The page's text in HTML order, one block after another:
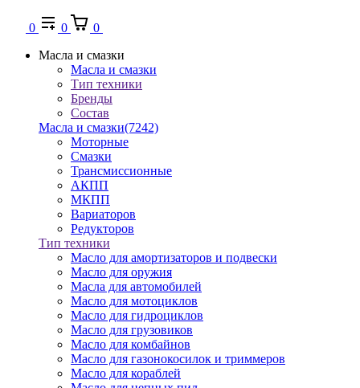
0 0
0
Масла и смазки
Масла и смазки
Тип техники
Бренды
Состав
Масла и смазки(7242)
Моторные
Смазки
Трансмиссионные
АКПП
МКПП
Вариаторов
Редукторов
Тип техники
Масло для амортизаторов и подвески
Масло для оружия
Масла для автомобилей
Масло для мотоциклов
Масло для гидроциклов
Масло для грузовиков
Масло для комбайнов
Масло для газонокосилок и триммеров
Масло для кораблей